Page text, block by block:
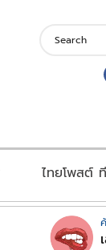
ไทยโพสต์